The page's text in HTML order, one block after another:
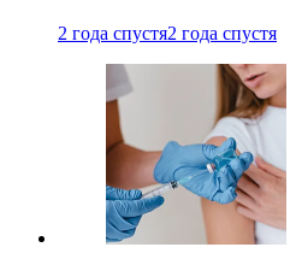
2 года спустя2 года спустя